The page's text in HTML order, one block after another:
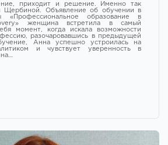
приходит и решение. Именно так
Щербиной. Объявление об обучении в
«Профессиональное образование в
женщина встретила в самый
момент, когда искала возможности
разочаровавшись в предыдущей
Анна успешно устроилась на
и чувствует уверенность в